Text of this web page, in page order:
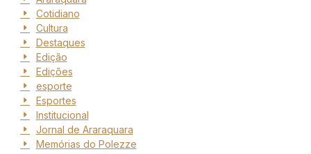
Cotidiano
Cultura
Destaques
Edição
Edições
esporte
Esportes
Institucional
Jornal de Araraquara
Memórias do Polezze